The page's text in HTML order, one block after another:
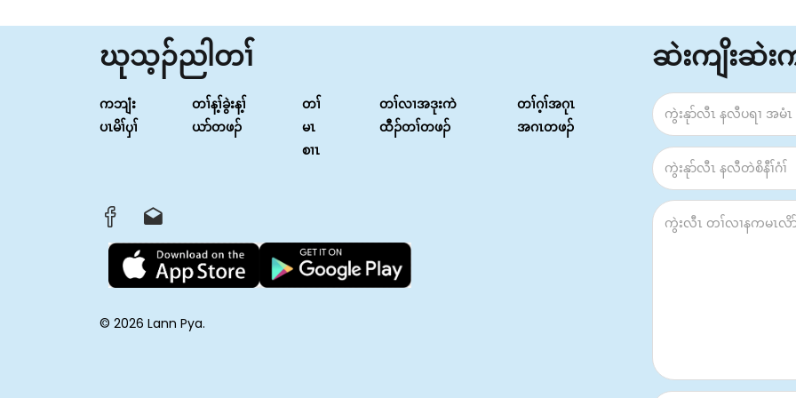
ဃုသ့ၣ်ညါတၢ်
ကဘျံး
ပၤမိၢ်ၦၢ်
တၢ်န့ၢ်ခွဲးန့ၢ်
ယာ်တဖၣ်
တၢ်
မၤ
စၢၤ
တၢ်လၢအဒုးကဲ
ထီၣ်တၢ်တဖၣ်
တၢ်ဂ့ၢ်အဂုၤ
အဂၤတဖၣ်
© 2026 Lann Pya.
ဆဲးကျိးဆဲးက